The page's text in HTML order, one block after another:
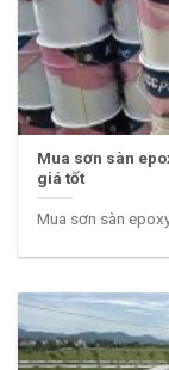
Mua sơn sàn
giá tốt
Mua sơn sàn